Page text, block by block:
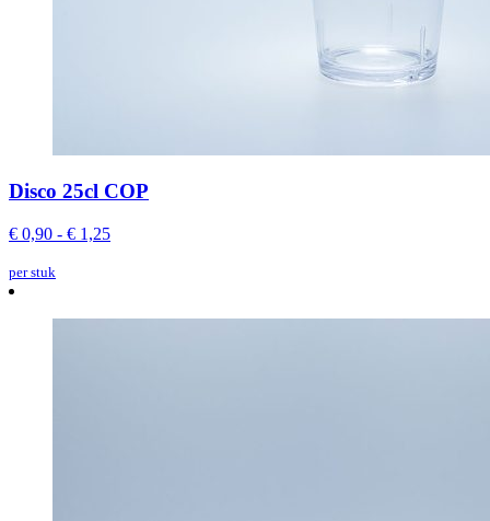
Disco 25cl COP
€ 0,90 - € 1,25
per stuk